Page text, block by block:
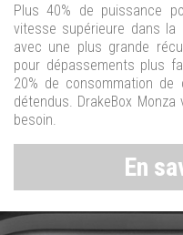
Plus 40% de puissance
vitesse supérieure dans la
avec une plus grande
pour dépassements plus
20% de consommation
détendus. DrakeBox
besoin.
En